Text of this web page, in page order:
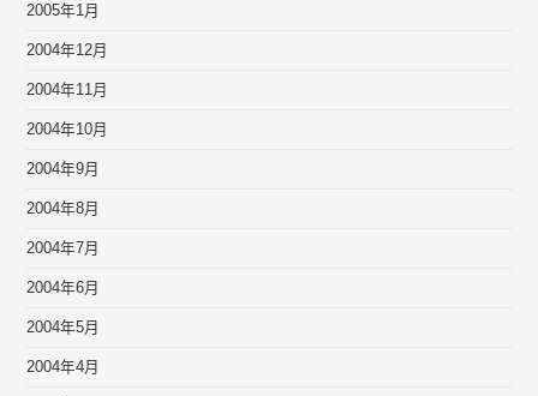
2005年1月
2004年12月
2004年11月
2004年10月
2004年9月
2004年8月
2004年7月
2004年6月
2004年5月
2004年4月